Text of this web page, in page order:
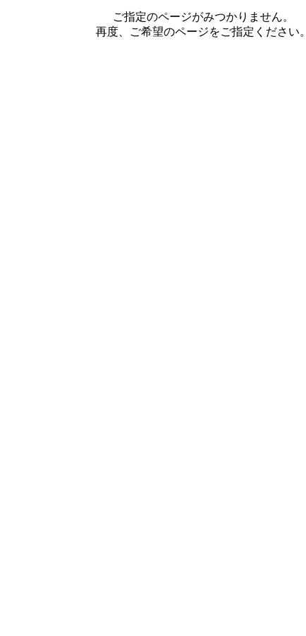
ご指定のページがみつかりません。
再度、ご希望のページをご指定ください。